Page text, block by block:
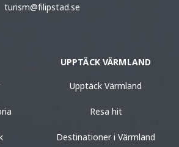
turism@filipstad.se
UPPTÄCK VÄRMLAND
Upptäck Värmland
Resa hit
Destinationer i Värmland